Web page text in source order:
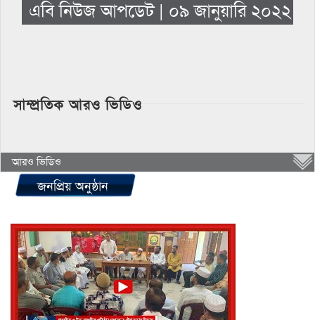
এবি নিউজ আপডেট | ০৯ জানুয়ারি ২০২২
সাম্প্রতিক আরও ভিডিও
আরও ভিডিও
জনপ্রিয় অনুষ্ঠান